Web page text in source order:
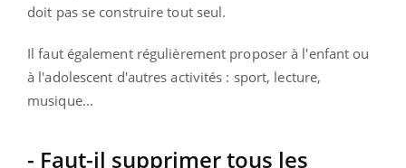
doit pas se construire tout seul.
Il faut également régulièrement proposer à l'enfant ou
à l'adolescent d'autres activités : sport, lecture,
musique...
- Faut-il supprimer tous les